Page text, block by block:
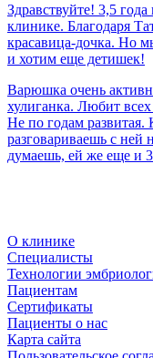
Здравствуйте! 3,5
клинике. Благодаря
красавица-дочка. Но
и хотим еще детишек!
Варюшка очень
хулиганка. Любит
Не по годам развитая.
разговариваешь с ней
думаешь, ей же еще и
О клинике
Специалисты
Технологии
Пациентам
Сертификаты
Пациенты о нас
Карта сайта